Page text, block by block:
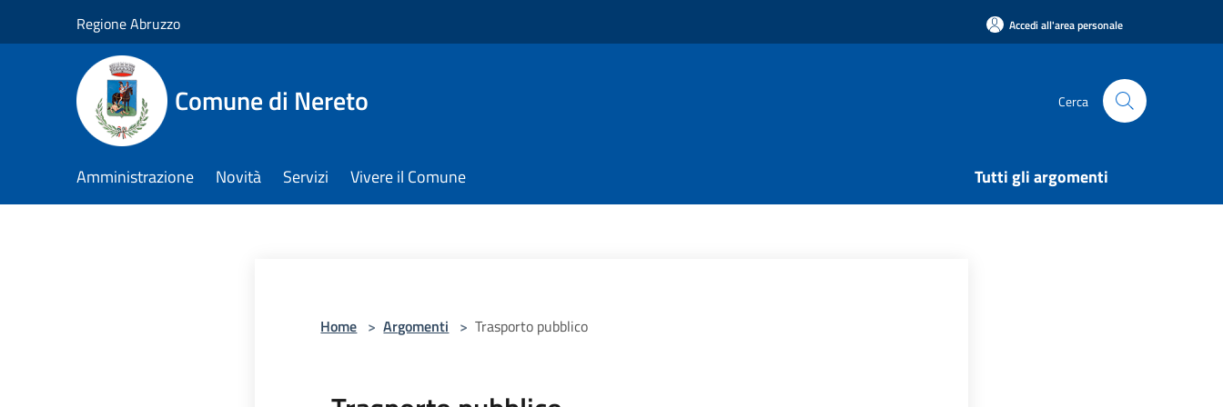
Regione Abruzzo Accedi all'area personale
Comune di Nereto Cerca
Amministrazione Novità Servizi Vivere il Comune Tutti gli argomenti
Home > Argomenti > Trasporto pubblico